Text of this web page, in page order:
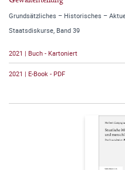
Grundsätzliches – Historisches –
Staatsdiskurse, Band 39
2021 | Buch - Kartoniert
2021 | E-Book - PDF